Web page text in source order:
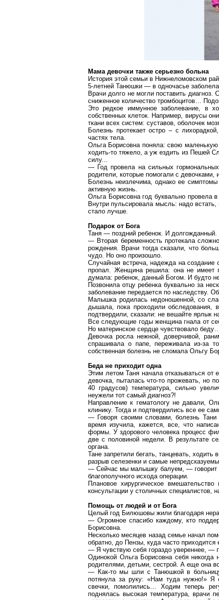
Мама девочки также серьезно больна
История этой семьи в Нижнеломовском
5-летней Танюшки — в одночасье
Врачи долго не могли поставить
сниженное количество тромбоцитов… П
Это редкое иммунное заболевание, в
собственных клеток. Например, вирусы
ткани всех систем: суставов, оболочек
Болезнь протекает остро – с
частях тела.
Ольга Борисовна поняла: свою
ходить-то тяжело, а уж ездить из Пешей
силу...
— Год провела на сильных
родители, которые помогали с девочками,
Болезнь неизлечима, однако ее
активную жизнь.
Ольга Борисовна год буквально провела
Внутри пульсировала мысль: надо
стало лучше.
Подарок от Бога
Таня — поздний ребенок. И долгожданный.
— Вторая беременность протекала
рождения. Врачи тогда сказали, что
чудо. Но оно произошло.
Случайная встреча, надежда на
пропал. Женщина решила: она не имеет
думала: ребенок, данный Богом. И будто
Позвонила отцу ребенка буквально за
заболевание передается по наследству.
Малышка родилась недоношенной, со
дышала, пока проходили обследования,
подтвердили, сказали: не вешайте ярлык
Все следующие годы женщина гнала от
Но материнское сердце чувствовало
Девочка росла нежной, доверчивой,
спрашивала о папе, переживала из-за
собственная болезнь не сломала Ольгу
Беда не приходит одна
Этим летом Таня начала отказываться
девочка, пыталась что-то прожевать, но
40 градусов) температура, сильно
неужели тот самый диагноз?!
Направление к гематологу не давали,
клинику. Тогда и подтвердились все ее
— Говоря своими словами, болезнь
время изучила, кажется, все, что
формы. У здорового человека процесс
две с половиной недели. В результате
органа.
Тане запретили бегать, танцевать,
разрыв селезенки и самые
— Сейчас мы малышку балуем, — говорит
благополучного исхода операции.
Плановое хирургическое
консультации у столичных специалистов,
Помощь от людей и от Бога
Целый год Билюшовы жили благодаря
— Огромное спасибо каждому, кто
Борисовна.
Несколько месяцев назад семье начал
обратно, до Пензы, куда часто
— Я чувствую себя гораздо увереннее,
Одинокой Ольга Борисовна себя
родителями, детьми, сестрой. А еще она
— Как-то мы шли с Танюшкой в
потянула за руку: «Нам туда нужно!» Я
свечки, помолились… Ходим теперь
поднялась высокая температура, врачи